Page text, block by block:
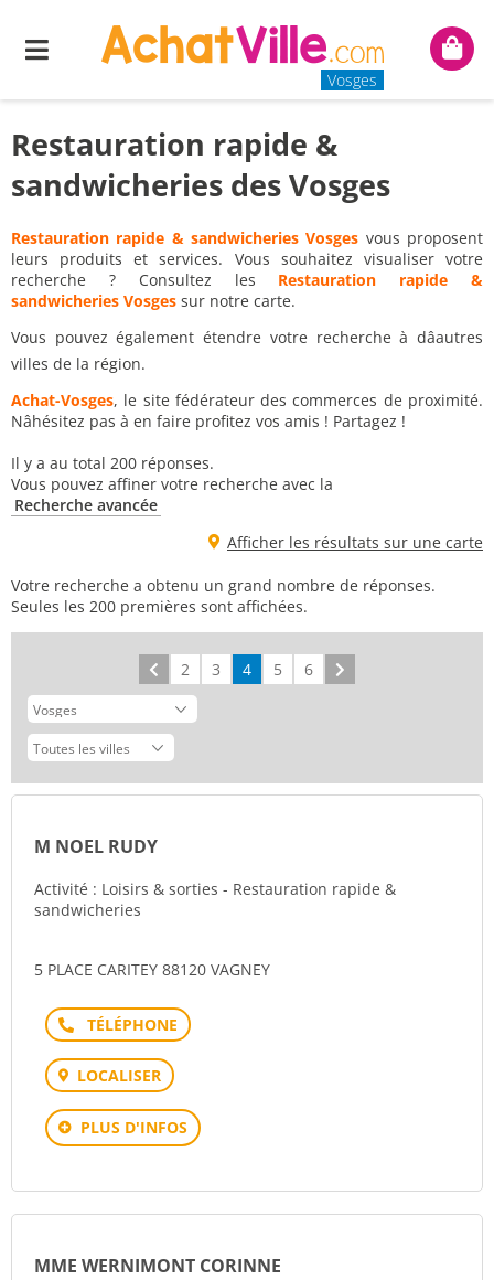
Menu
Vosges
Mon
Restauration rapide &
sandwicheries des Vosges
Restauration rapide & sandwicheries Vosges vous proposent
leurs produits et services. Vous souhaitez visualiser votre
recherche ? Consultez les Restauration rapide &
sandwicheries Vosges sur notre carte.
Vous pouvez également étendre votre recherche à dâautres
villes de la région.
Achat-Vosges, le site fédérateur des commerces de proximité.
Nâhésitez pas à en faire profitez vos amis ! Partagez !
Il y a au total 200 réponses.
Vous pouvez affiner votre recherche avec la
Recherche avancée
Afficher les résultats sur une carte
Votre recherche a obtenu un grand nombre de réponses.
Seules les 200 premières sont affichées.
Précédent
2 3 4 5 6
M NOEL RUDY
Activité : Loisirs & sorties - Restauration rapide &
sandwicheries
5 PLACE CARITEY 88120 VAGNEY
Téléphone
LOCALISER
PLUS D'INFOS
MME WERNIMONT CORINNE